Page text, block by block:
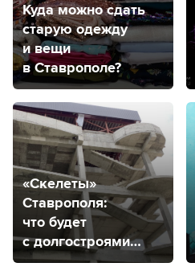
Куда можно сдать
старую одежду
и вещи
в Ставрополе?
«Скелеты»
Ставрополя:
что будет
с долгостроями
города?